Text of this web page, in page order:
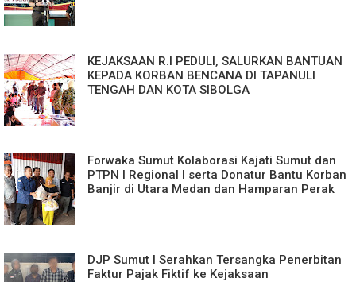
KEJAKSAAN R.I PEDULI, SALURKAN BANTUAN
KEPADA KORBAN BENCANA DI TAPANULI
TENGAH DAN KOTA SIBOLGA
Forwaka Sumut Kolaborasi Kajati Sumut dan
PTPN I Regional I serta Donatur Bantu Korban
Banjir di Utara Medan dan Hamparan Perak
DJP Sumut I Serahkan Tersangka Penerbitan
Faktur Pajak Fiktif ke Kejaksaan